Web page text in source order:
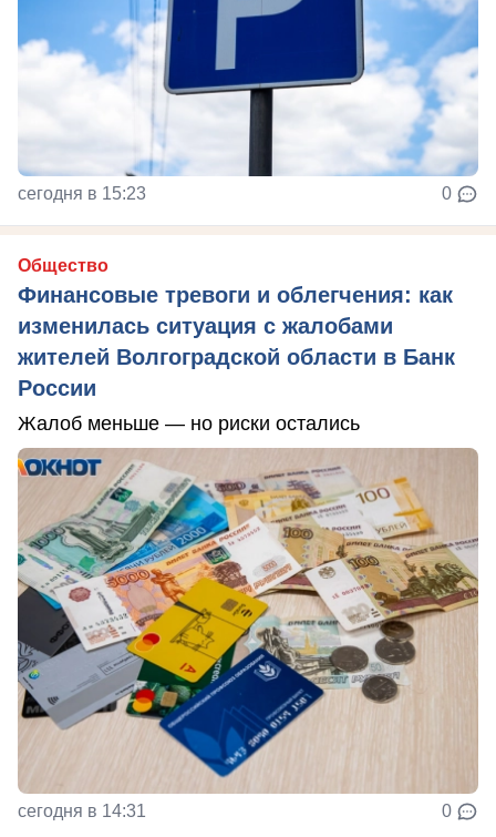
сегодня в 15:23 0
Общество
Финансовые тревоги и облегчения: как
изменилась ситуация с жалобами
жителей Волгоградской области в Банк
России
Жалоб меньше — но риски остались
сегодня в 14:31 0